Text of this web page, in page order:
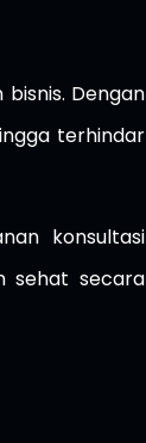
Dengan
terhindar
konsultasi
sehat secara